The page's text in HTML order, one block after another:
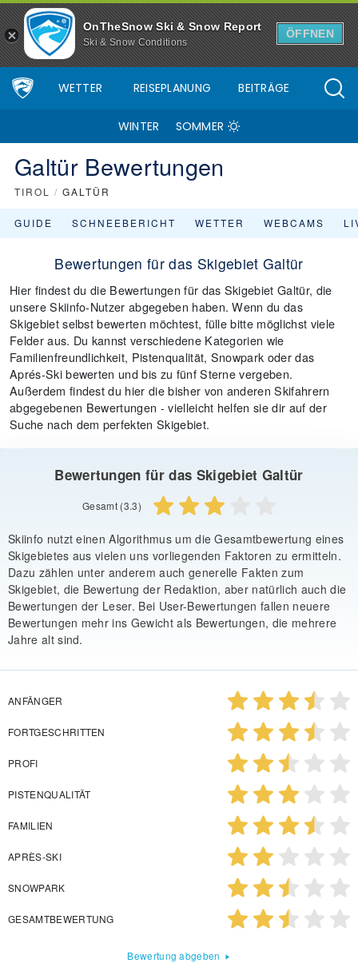
OnTheSnow Ski & Snow Report
Ski & Snow Conditions
ÖFFNEN
WETTER REISEPLANUNG BEITRÄGE
WINTER SOMMER
Galtür Bewertungen
TIROL / GALTÜR
GUIDE SCHNEEBERICHT WETTER WEBCAMS
Bewertungen für das Skigebiet Galtür
Hier findest du die Bewertungen für das Skigebiet Galtür, die
unsere Skiinfo-Nutzer abgegeben haben. Wenn du das
Skigebiet selbst bewerten möchtest, fülle bitte möglichst viele
Felder aus. Du kannst verschiedene Kategorien wie
Familienfreundlichkeit, Pistenqualität, Snowpark oder das
Aprés-Ski bewerten und bis zu fünf Sterne vergeben.
Außerdem findest du hier die bisher von anderen Skifahrern
abgegebenen Bewertungen - vielleicht helfen sie dir auf der
Suche nach dem perfekten Skigebiet.
Bewertungen für das Skigebiet Galtür
Gesamt (3.3)
Skiinfo nutzt einen Algorithmus um die Gesamtbewertung eines
Skigebietes aus vielen uns vorliegenden Faktoren zu ermitteln.
Dazu zählen unter anderem auch generelle Fakten zum
Skigebiet, die Bewertung der Redaktion, aber natürlich auch die
Bewertungen der Leser. Bei User-Bewertungen fallen neuere
Bewertungen mehr ins Gewicht als Bewertungen, die mehrere
Jahre alt sind.
ANFÄNGER
FORTGESCHRITTEN
PROFI
PISTENQUALITÄT
FAMILIEN
APRÈS-SKI
SNOWPARK
GESAMTBEWERTUNG
Bewertung abgeben